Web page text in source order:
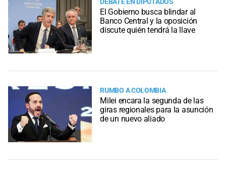
El Gobierno busca blindar al
Banco Central y la oposición
discute quién tendrá la llave
RUMBO A COLOMBIA
Milei encara la segunda de las
giras regionales para la asunción
de un nuevo aliado